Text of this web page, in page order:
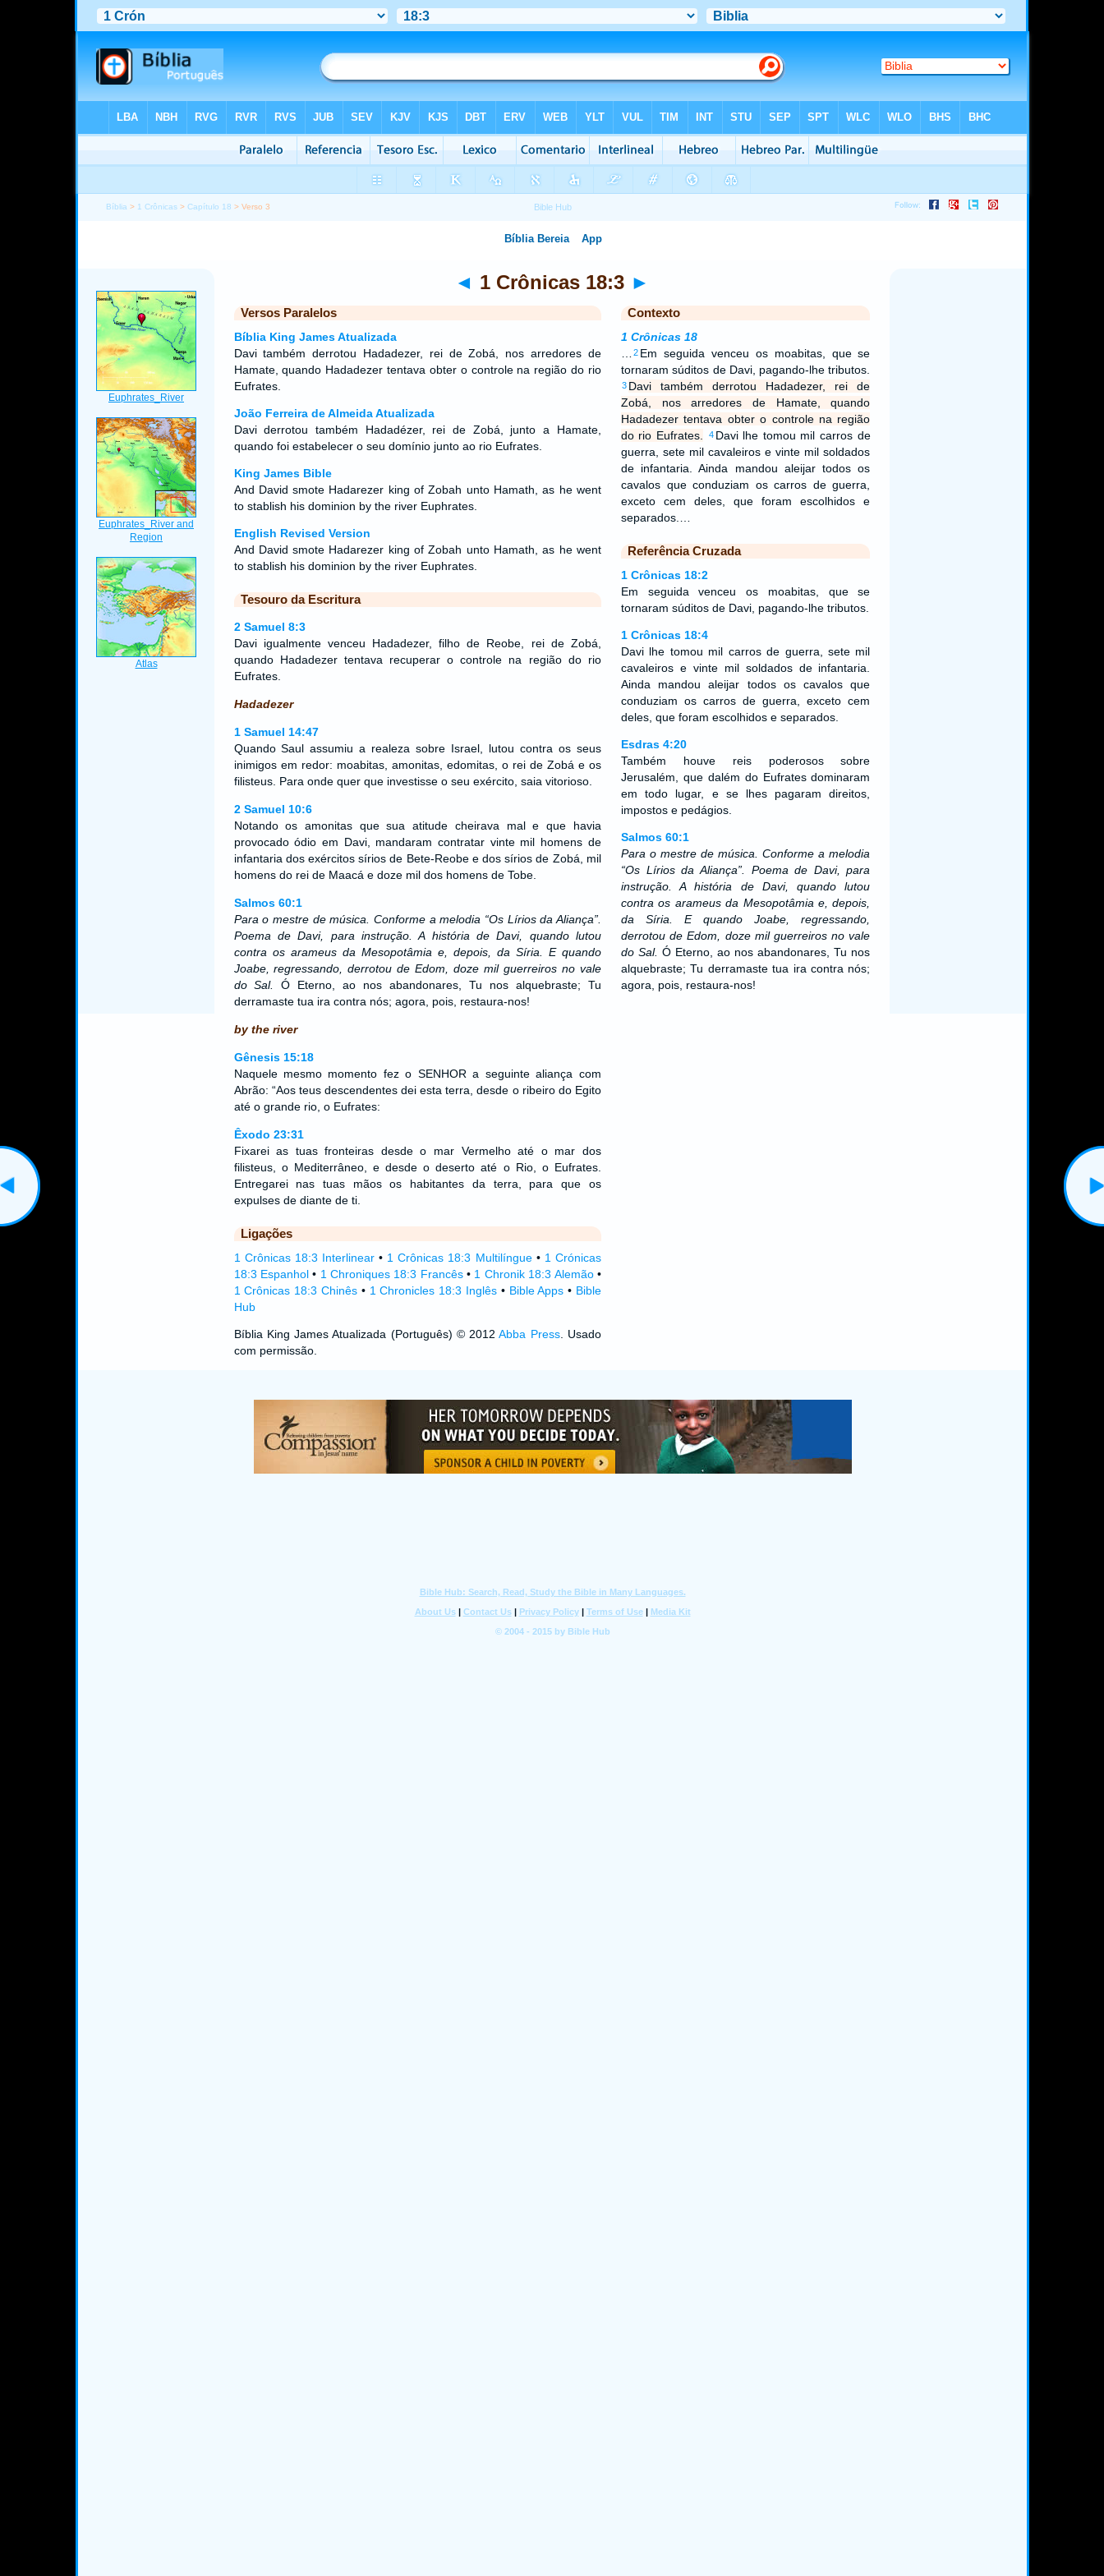
Bíblia > 1 Crônicas >Capítulo 18 > Verso 3
◄ 1 Crônicas 18:3 ►
Versos Paralelos
Bíblia King James Atualizada
Davi também derrotou Hadadezer, rei de Zobá, nos arredores de
Hamate, quando Hadadezer tentava obter o controle na região do rio
Eufrates.
João Ferreira de Almeida Atualizada
Davi derrotou também Hadadézer, rei de Zobá, junto a Hamate,
quando foi estabelecer o seu domínio junto ao rio Eufrates.
King James Bible
And David smote Hadarezer king of Zobah unto Hamath, as he went
to stablish his dominion by the river Euphrates.
English Revised Version
And David smote Hadarezer king of Zobah unto Hamath, as he went
to stablish his dominion by the river Euphrates.
Tesouro da Escritura
2 Samuel 8:3
Davi igualmente venceu Hadadezer, filho de Reobe, rei de Zobá,
quando Hadadezer tentava recuperar o controle na região do rio
Eufrates.
Hadadezer
1 Samuel 14:47
Quando Saul assumiu a realeza sobre Israel, lutou contra os seus
inimigos em redor: moabitas, amonitas, edomitas, o rei de Zobá e os
filisteus. Para onde quer que investisse o seu exército, saia vitorioso.
2 Samuel 10:6
Notando os amonitas que sua atitude cheirava mal e que havia
provocado ódio em Davi, mandaram contratar vinte mil homens de
infantaria dos exércitos sírios de Bete-Reobe e dos sírios de Zobá, mil
homens do rei de Maacá e doze mil dos homens de Tobe.
Salmos 60:1
Para o mestre de música. Conforme a melodia “Os Lírios da Aliança”.
Poema de Davi, para instrução. A história de Davi, quando lutou
contra os arameus da Mesopotâmia e, depois, da Síria. E quando
Joabe, regressando, derrotou de Edom, doze mil guerreiros no vale
do Sal.
Ó Eterno, ao nos abandonares, Tu nos alquebraste; Tu
derramaste tua ira contra nós; agora, pois, restaura-nos!
by the river
Gênesis 15:18
Naquele mesmo momento fez o SENHOR a seguinte aliança com
Abrão: “Aos teus descendentes dei esta terra, desde o ribeiro do Egito
até o grande rio, o Eufrates:
Êxodo 23:31
Fixarei as tuas fronteiras desde o mar Vermelho até o mar dos
filisteus, o Mediterrâneo, e desde o deserto até o Rio, o Eufrates.
Entregarei nas tuas mãos os habitantes da terra, para que os
expulses de diante de ti.
Ligações
1 Crônicas 18:3 Interlinear• 1 Crônicas 18:3 Multilíngue• 1 Crónicas
18:3 Espanhol• 1 Chroniques 18:3 Francês• 1 Chronik 18:3 Alemão•
1 Crônicas 18:3 Chinês• 1 Chronicles 18:3 Inglês• Bible Apps • Bible
Hub
Bíblia King James Atualizada (Português) © 2012Abba Press. Usado
com permissão.
Contexto
1 Crônicas 18
2 Em seguida venceu os moabitas, que se
tornaram súditos de Davi, pagando-lhe tributos.
3 Davi também derrotou Hadadezer, rei de
Zobá, nos arredores de Hamate, quando
Hadadezer tentava obter o controle na região
do rio Eufrates.
4 Davi lhe tomou mil carros de
guerra, sete mil cavaleiros e vinte mil soldados
de infantaria. Ainda mandou aleijar todos os
cavalos que conduziam os carros de guerra,
exceto cem deles, que foram escolhidos e
separados.…
Referência Cruzada
1 Crônicas 18:2
Em seguida venceu os moabitas, que se
tornaram súditos de Davi, pagando-lhe tributos.
1 Crônicas 18:4
Davi lhe tomou mil carros de guerra, sete mil
cavaleiros e vinte mil soldados de infantaria.
Ainda mandou aleijar todos os cavalos que
conduziam os carros de guerra, exceto cem
deles, que foram escolhidos e separados.
Esdras 4:20
Também houve reis poderosos sobre
Jerusalém, que dalém do Eufrates dominaram
em todo lugar, e se lhes pagaram direitos,
impostos e pedágios.
Salmos 60:1
Para o mestre de música. Conforme a melodia
“Os Lírios da Aliança”. Poema de Davi, para
instrução. A história de Davi, quando lutou
contra os arameus da Mesopotâmia e, depois,
da Síria. E quando Joabe, regressando,
derrotou de Edom, doze mil guerreiros no vale
do Sal. Ó Eterno, ao nos abandonares, Tu nos
alquebraste; Tu derramaste tua ira contra nós;
agora, pois, restaura-nos!